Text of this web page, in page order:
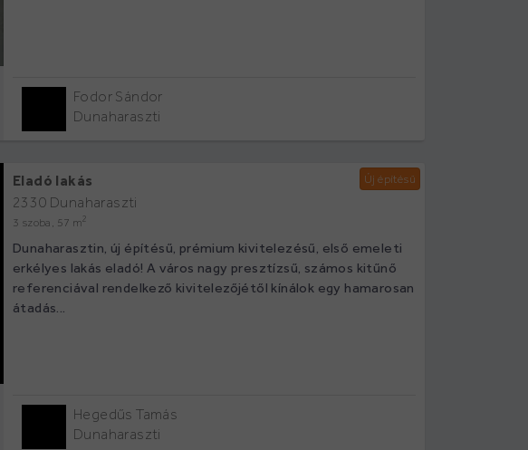
Fodor Sándor
Dunaharaszti
Eladó lakás
2330 Dunaharaszti
3 szoba, 57 m2
Dunaharasztin, új építésű, prémium kivitelezésű, első emeleti
erkélyes lakás eladó! A város nagy presztízsű, számos kitűnő
referenciával rendelkező kivitelezőjétől kínálok egy hamarosan
átadás...
Új építésű
Hegedűs Tamás
Dunaharaszti